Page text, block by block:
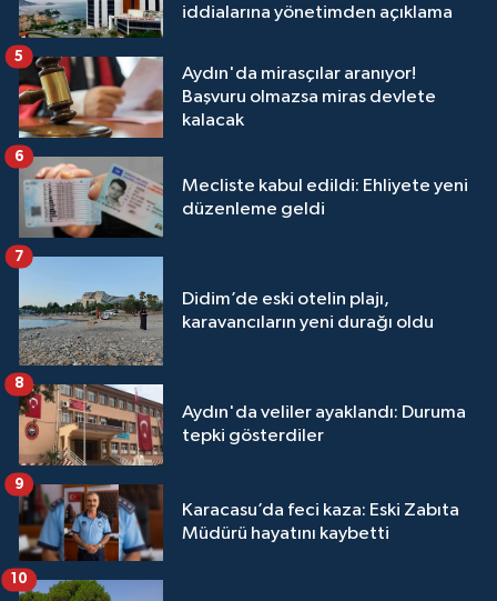
iddialarına yönetimden açıklama
Aydın'da mirasçılar aranıyor!
Başvuru olmazsa miras devlete
kalacak
5
Mecliste kabul edildi: Ehliyete yeni
düzenleme geldi
6
Didim’de eski otelin plajı,
karavancıların yeni durağı oldu
7
Aydın'da veliler ayaklandı: Duruma
tepki gösterdiler
8
Karacasu’da feci kaza: Eski Zabıta
Müdürü hayatını kaybetti
9
10